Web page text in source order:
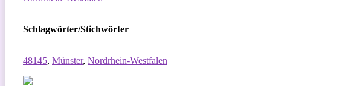
Schlagwörter/Stichwörter
48145, Münster, Nordrhein-Westfalen